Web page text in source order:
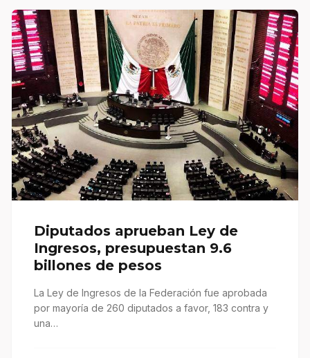
Diputados aprueban Ley de
Ingresos, presupuestan 9.6
billones de pesos
La Ley de Ingresos de la Federación fue aprobada
por mayoría de 260 diputados a favor, 183 contra y
una…